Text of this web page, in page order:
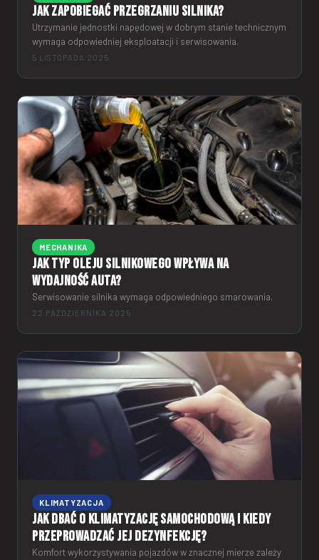
Jak zapobiegać przegrzaniu silnika?
Utrzymanie jednostki napędowej w dobrym stanie technicznym
wymaga odpowiedniej eksploatacji i serwisowania.
5 LISTOPADA 2025
MECHANIKA
Jak typ oleju silnikowego wpływa na
wydajność auta?
Serwisowanie silnika wymaga odpowiedniego smarowania.
22 PAŹDZIERNIKA 2025
KLIMATYZACJA
Jak dbać o klimatyzację samochodową i kiedy
przeprowadzać jej dezynfekcję?
Komfort wykorzystywania pojazdów w znacznej mierze zależy